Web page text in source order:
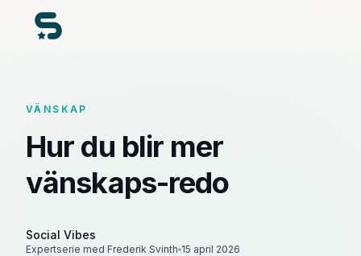
VÄNSKAP
Hur du blir mer
vänskaps-redo
Social Vibes
Expertserie med Frederik Svinth 15 april 2026